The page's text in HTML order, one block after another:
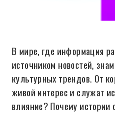
В мире, где информация
источником новостей,
культурных трендов. От
живой интерес и служат
влияние? Почему